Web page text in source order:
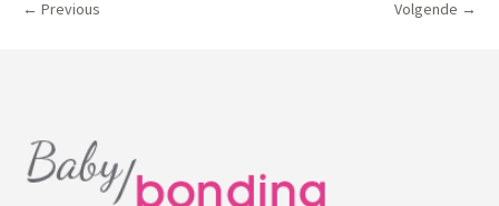
← Previous Volgende →